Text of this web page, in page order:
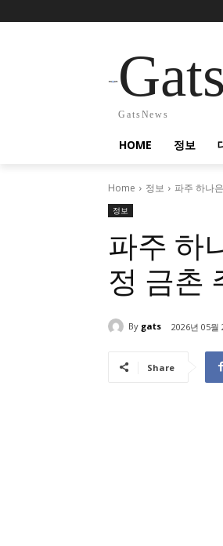
GatsNews
HOME 정보
Home 정보 파주 하나
정보
파주 하
정 금촌
By gats 2026년 05월
Share